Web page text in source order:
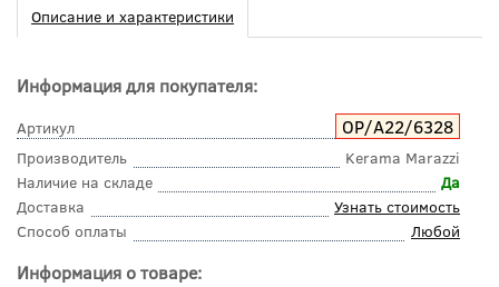
Описание и характеристики
Информация для покупателя:
Артикул OP/A22/6328
Производитель
Kerama Marazzi
Наличие на складе
Да
Доставка
Узнать стоимость
Способ оплаты
Любой
Информация о товаре: